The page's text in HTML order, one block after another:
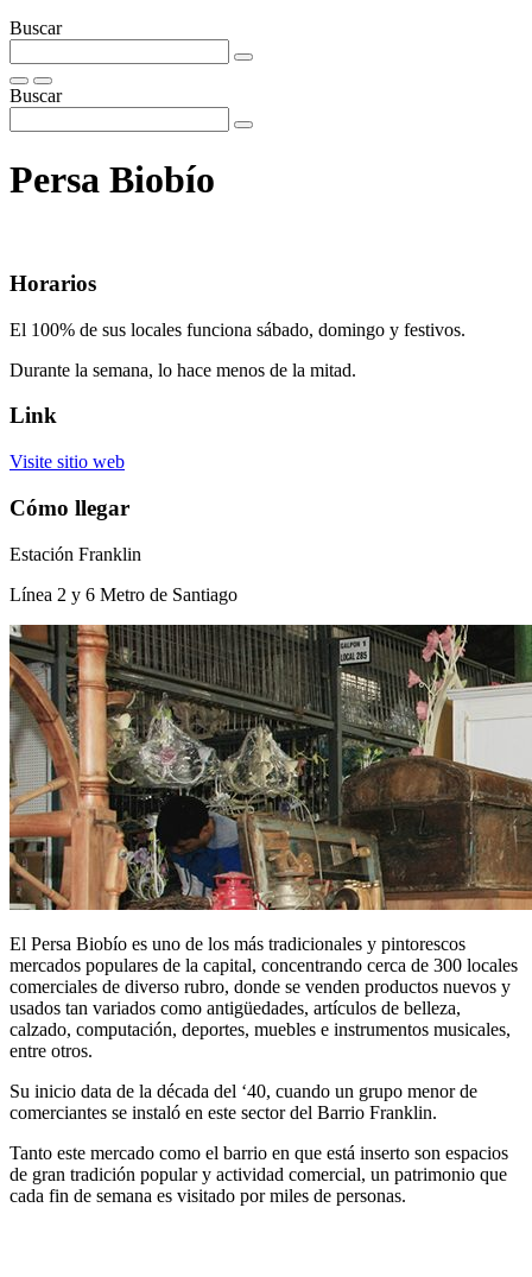
Buscar
Buscar
Persa Biobí­o
Horarios
El 100% de sus locales funciona sábado, domingo y festivos.
Durante la semana, lo hace menos de la mitad.
Link
Visite sitio web
Cómo llegar
Estación Franklin
Línea 2 y 6 Metro de Santiago
El Persa Biobío es uno de los más tradicionales y pintorescos
mercados populares de la capital, concentrando cerca de 300 locales
comerciales de diverso rubro, donde se venden productos nuevos y
usados tan variados como antigüedades, artículos de belleza,
calzado, computación, deportes, muebles e instrumentos musicales,
entre otros.
Su inicio data de la década del ‘40, cuando un grupo menor de
comerciantes se instaló en este sector del Barrio Franklin.
Tanto este mercado como el barrio en que está inserto son espacios
de gran tradición popular y actividad comercial, un patrimonio que
cada fin de semana es visitado por miles de personas.